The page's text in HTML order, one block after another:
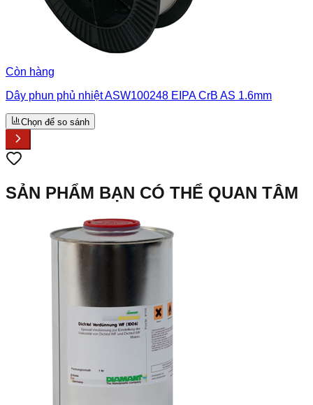
Còn hàng
Dây phun phủ nhiệt ASW100248 EIPA CrB AS 1.6mm
Chọn để so sánh
SẢN PHẨM BẠN CÓ THỂ QUAN TÂM